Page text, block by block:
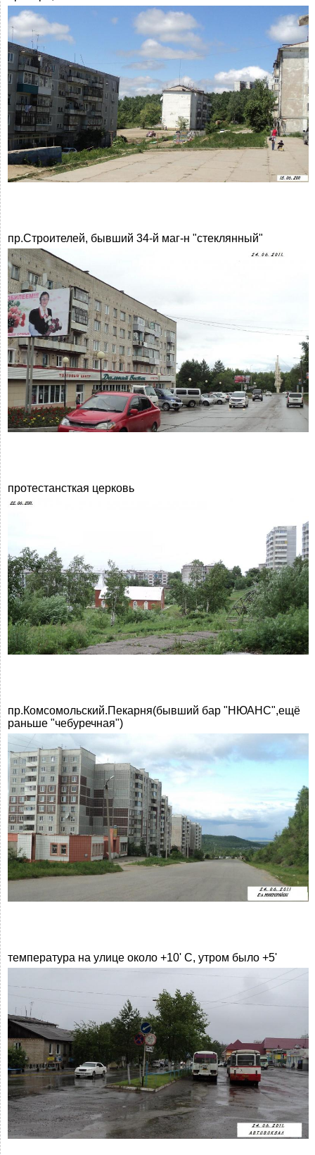
пр.Строителей, бывший 34-й маг-н "стеклянный"
протестансткая церковь
пр.Комсомольский.Пекарня(бывший бар "НЮАНС",ещё
раньше "чебуречная")
температура на улице около +10' С, утром было +5'